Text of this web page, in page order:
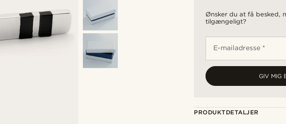
Ønsker du at få besked,
tilgængeligt?
E-mailadresse *
GIV MIG
PRODUKTDETALJER